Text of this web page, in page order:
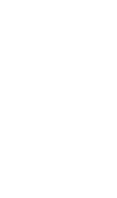
nach dem
gesetzlich oder
der zuständigen
einen
zu bestellen.
Der
Thema
innerhalb des
gewährleistet sein.
hinreichend informiert
sowie kontrolliert
Es
Vorkehrungen
um
und Transaktionen